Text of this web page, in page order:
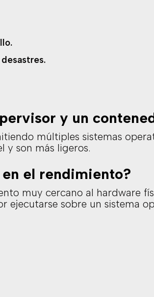
y un
múltiples sistemas
y son más ligeros.
el rendimiento?
muy cercano al hardware
ejecutarse sobre un sistema